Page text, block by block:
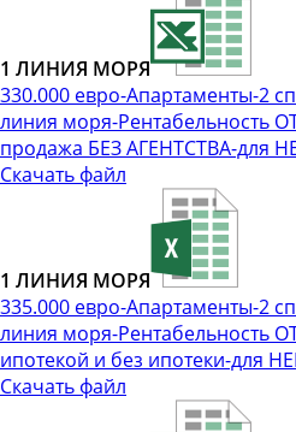
1 ЛИНИЯ МОРЯ
330.000 евро-Апартаменты-2
линия моря-Рентабельность
продажа БЕЗ АГЕНТСТВА-для
Скачать файл
1 ЛИНИЯ МОРЯ
335.000 евро-Апартаменты-2
линия моря-Рентабельность
ипотекой и без ипотеки-для
Скачать файл